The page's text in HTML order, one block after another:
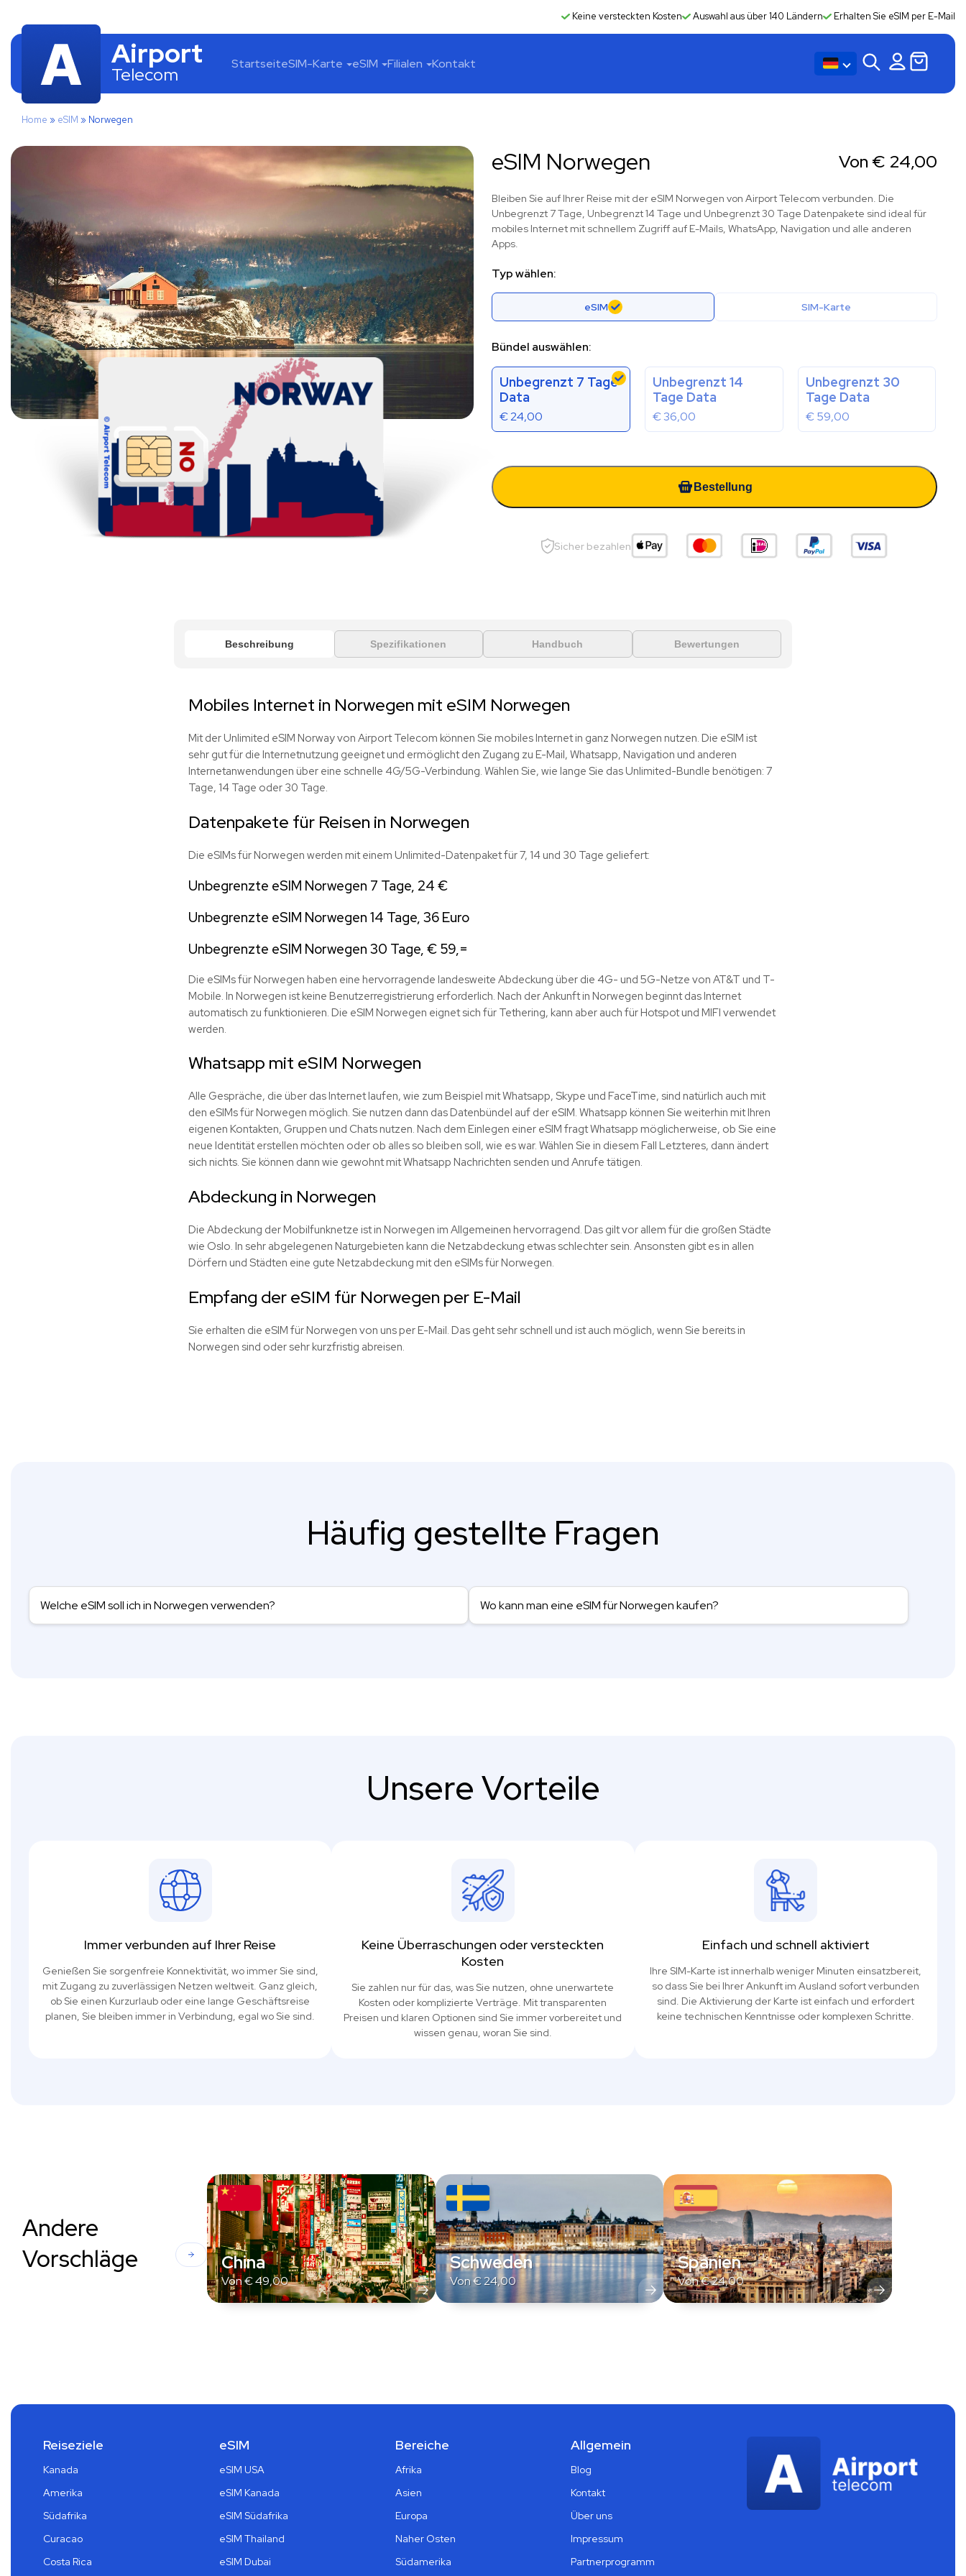
Keine versteckten Kosten Auswahl aus über 140 Ländern Erhalten Sie eSIM per E-Mail
Airport
Telecom StartseiteSIM-Karte eSIM Filialen Kontakt
Home » eSIM » Norwegen
eSIM Norwegen Von € 24,00
Bleiben Sie auf Ihrer Reise mit der eSIM Norwegen von Airport Telecom verbunden. Die
Unbegrenzt 7 Tage, Unbegrenzt 14 Tage und Unbegrenzt 30 Tage Datenpakete sind ideal für
mobiles Internet mit schnellem Zugriff auf E-Mails, WhatsApp, Navigation und alle anderen
Apps.
Typ wählen:
eSIM SIM-Karte
Bündel auswählen:
Unbegrenzt 7 Tage
Data
€24,00
Unbegrenzt 14
Tage Data
€36,00
Unbegrenzt 30
Tage Data
€59,00
Bestellung
Sicher bezahlen
Beschreibung Spezifikationen Handbuch Bewertungen
Mobiles Internet in Norwegen mit eSIM Norwegen
Mit der Unlimited eSIM Norway von Airport Telecom können Sie mobiles Internet in ganz Norwegen nutzen. Die eSIM ist
sehr gut für die Internetnutzung geeignet und ermöglicht den Zugang zu E-Mail, Whatsapp, Navigation und anderen
Internetanwendungen über eine schnelle 4G/5G-Verbindung. Wählen Sie, wie lange Sie das Unlimited-Bundle benötigen: 7
Tage, 14 Tage oder 30 Tage.
Datenpakete für Reisen in Norwegen
Die eSIMs für Norwegen werden mit einem Unlimited-Datenpaket für 7, 14 und 30 Tage geliefert:
Unbegrenzte eSIM Norwegen 7 Tage, 24 €
Unbegrenzte eSIM Norwegen 14 Tage, 36 Euro
Unbegrenzte eSIM Norwegen 30 Tage, € 59,=
Die eSIMs für Norwegen haben eine hervorragende landesweite Abdeckung über die 4G- und 5G-Netze von AT&T und T-
Mobile. In Norwegen ist keine Benutzerregistrierung erforderlich. Nach der Ankunft in Norwegen beginnt das Internet
automatisch zu funktionieren. Die eSIM Norwegen eignet sich für Tethering, kann aber auch für Hotspot und MIFI verwendet
werden.
Whatsapp mit eSIM Norwegen
Alle Gespräche, die über das Internet laufen, wie zum Beispiel mit Whatsapp, Skype und FaceTime, sind natürlich auch mit
den eSIMs für Norwegen möglich. Sie nutzen dann das Datenbündel auf der eSIM. Whatsapp können Sie weiterhin mit Ihren
eigenen Kontakten, Gruppen und Chats nutzen. Nach dem Einlegen einer eSIM fragt Whatsapp möglicherweise, ob Sie eine
neue Identität erstellen möchten oder ob alles so bleiben soll, wie es war. Wählen Sie in diesem Fall Letzteres, dann ändert
sich nichts. Sie können dann wie gewohnt mit Whatsapp Nachrichten senden und Anrufe tätigen.
Abdeckung in Norwegen
Die Abdeckung der Mobilfunknetze ist in Norwegen im Allgemeinen hervorragend. Das gilt vor allem für die großen Städte
wie Oslo. In sehr abgelegenen Naturgebieten kann die Netzabdeckung etwas schlechter sein. Ansonsten gibt es in allen
Dörfern und Städten eine gute Netzabdeckung mit den eSIMs für Norwegen.
Empfang der eSIM für Norwegen per E-Mail
Sie erhalten die eSIM für Norwegen von uns per E-Mail. Das geht sehr schnell und ist auch möglich, wenn Sie bereits in
Norwegen sind oder sehr kurzfristig abreisen.
Häufig gestellte Fragen
Welche eSIM soll ich in Norwegen verwenden? Wo kann man eine eSIM für Norwegen kaufen?
Unsere Vorteile
Immer verbunden auf Ihrer Reise
Genießen Sie sorgenfreie Konnektivität, wo immer Sie sind,
mit Zugang zu zuverlässigen Netzen weltweit. Ganz gleich,
ob Sie einen Kurzurlaub oder eine lange Geschäftsreise
planen, Sie bleiben immer in Verbindung, egal wo Sie sind.
Keine Überraschungen oder versteckten
Kosten
Sie zahlen nur für das, was Sie nutzen, ohne unerwartete
Kosten oder komplizierte Verträge. Mit transparenten
Preisen und klaren Optionen sind Sie immer vorbereitet und
wissen genau, woran Sie sind.
Einfach und schnell aktiviert
Ihre SIM-Karte ist innerhalb weniger Minuten einsatzbereit,
so dass Sie bei Ihrer Ankunft im Ausland sofort verbunden
sind. Die Aktivierung der Karte ist einfach und erfordert
keine technischen Kenntnisse oder komplexen Schritte.
Andere
Vorschläge
China
Von€49,00
Schweden
Von€24,00
Spanien
Von€24,00
Reiseziele
Kanada
Amerika
Südafrika
Curacao
Costa Rica
eSIM
eSIM USA
eSIM Kanada
eSIM Südafrika
eSIM Thailand
eSIM Dubai
Bereiche
Afrika
Asien
Europa
Naher Osten
Südamerika
Allgemein
Blog
Kontakt
Über uns
Impressum
Partnerprogramm